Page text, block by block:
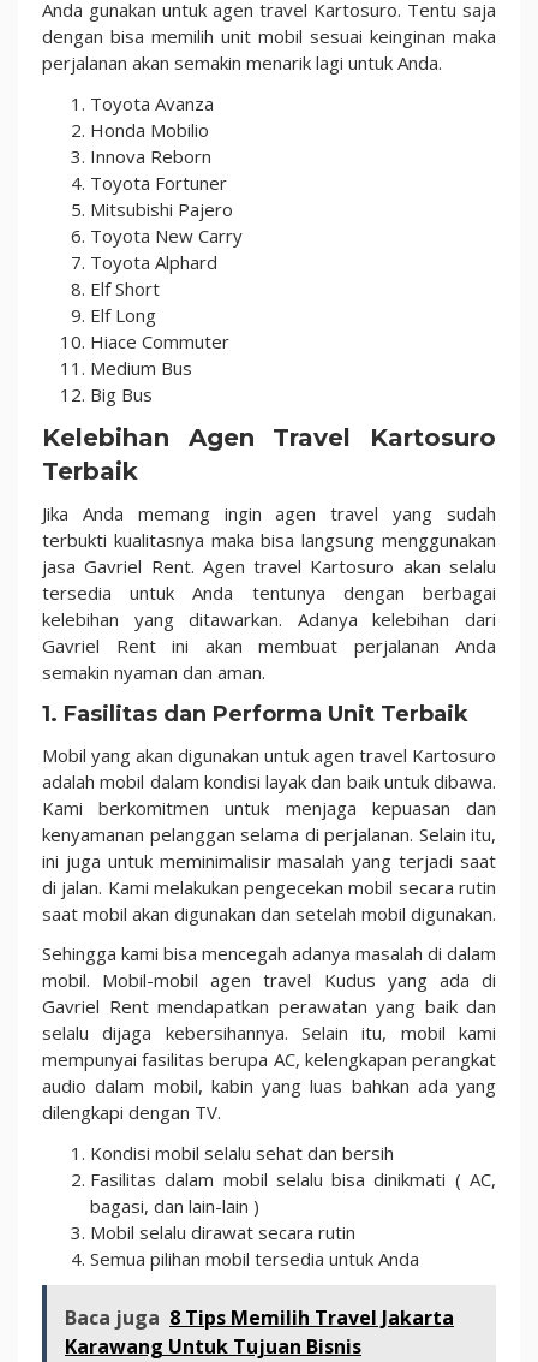
Anda gunakan untuk agen travel Kartosuro. Tentu saja
dengan bisa memilih unit mobil sesuai keinginan maka
perjalanan akan semakin menarik lagi untuk Anda.
Toyota Avanza
Honda Mobilio
Innova Reborn
Toyota Fortuner
Mitsubishi Pajero
Toyota New Carry
Toyota Alphard
Elf Short
Elf Long
Hiace Commuter
Medium Bus
Big Bus
Kelebihan Agen Travel Kartosuro
Terbaik
Jika Anda memang ingin agen travel yang sudah
terbukti kualitasnya maka bisa langsung menggunakan
jasa Gavriel Rent. Agen travel Kartosuro akan selalu
tersedia untuk Anda tentunya dengan berbagai
kelebihan yang ditawarkan. Adanya kelebihan dari
Gavriel Rent ini akan membuat perjalanan Anda
semakin nyaman dan aman.
1. Fasilitas dan Performa Unit Terbaik
Mobil yang akan digunakan untuk agen travel Kartosuro
adalah mobil dalam kondisi layak dan baik untuk dibawa.
Kami berkomitmen untuk menjaga kepuasan dan
kenyamanan pelanggan selama di perjalanan. Selain itu,
ini juga untuk meminimalisir masalah yang terjadi saat
di jalan. Kami melakukan pengecekan mobil secara rutin
saat mobil akan digunakan dan setelah mobil digunakan.
Sehingga kami bisa mencegah adanya masalah di dalam
mobil. Mobil-mobil agen travel Kudus yang ada di
Gavriel Rent mendapatkan perawatan yang baik dan
selalu dijaga kebersihannya. Selain itu, mobil kami
mempunyai fasilitas berupa AC, kelengkapan perangkat
audio dalam mobil, kabin yang luas bahkan ada yang
dilengkapi dengan TV.
Kondisi mobil selalu sehat dan bersih
Fasilitas dalam mobil selalu bisa dinikmati ( AC,
bagasi, dan lain-lain )
Mobil selalu dirawat secara rutin
Semua pilihan mobil tersedia untuk Anda
Baca juga 8 Tips Memilih Travel Jakarta
Karawang Untuk Tujuan Bisnis